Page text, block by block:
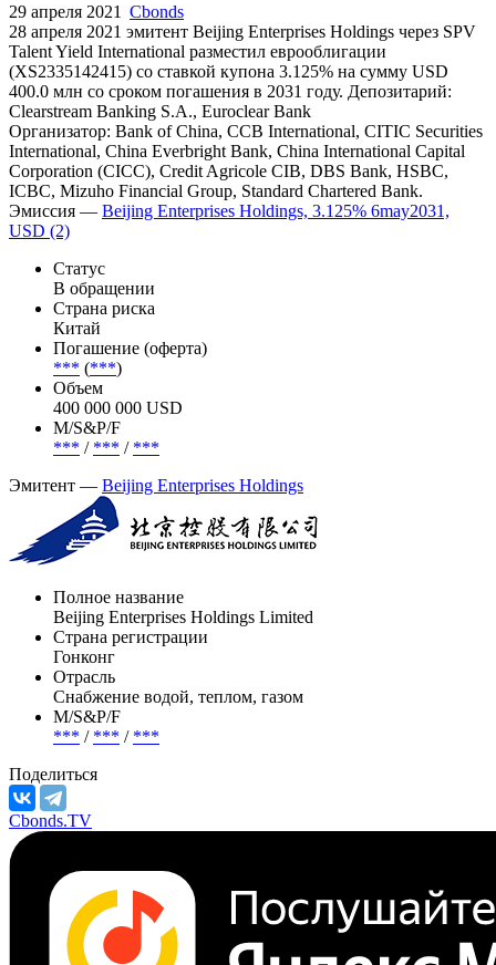
29 апреля 2021 Cbonds
28 апреля 2021 эмитент Beijing Enterprises Holdings через SPV
Talent Yield International разместил еврооблигации
(XS2335142415) cо ставкой купона 3.125% на сумму USD
400.0 млн со сроком погашения в 2031 году. Депозитарий:
Clearstream Banking S.A., Euroclear Bank
Организатор: Bank of China, CCB International, CITIC Securities
International, China Everbright Bank, China International Capital
Corporation (CICC), Credit Agricole CIB, DBS Bank, HSBC,
ICBC, Mizuho Financial Group, Standard Chartered Bank.
Эмиссия — Beijing Enterprises Holdings, 3.125% 6may2031,
USD (2)
Статус
В обращении
Страна риска
Китай
Погашение (оферта)
*** (***)
Объем
400 000 000 USD
М/S&P/F
*** / *** / ***
Эмитент — Beijing Enterprises Holdings
Полное название
Beijing Enterprises Holdings Limited
Страна регистрации
Гонконг
Отрасль
Снабжение водой, теплом, газом
М/S&P/F
*** / *** / ***
Поделиться
Cbonds.TV